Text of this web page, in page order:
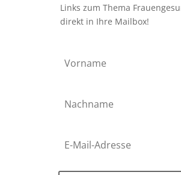
Links zum Thema
direkt in Ihre Mailbox!